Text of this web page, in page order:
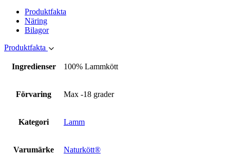
Produktfakta
Näring
Bilagor
Produktfakta
Ingredienser 100% Lammkött
Förvaring Max -18 grader
Kategori Lamm
Varumärke Naturkött®
surfar ökar du
chansen att få se
personligt
och erbjudanden.